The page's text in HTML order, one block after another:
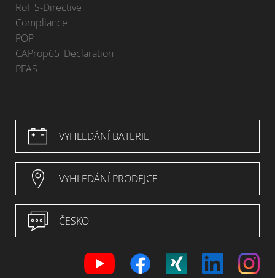
RoHS-Directive
Compliance
POP
CAProp65_Declaration
PFAS
VYHLEDÁNÍ BATERIE
VYHLEDÁNÍ PRODEJCE
ČESKO